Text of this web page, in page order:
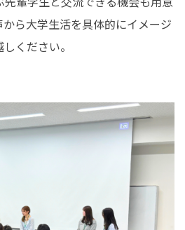
ら大学生活を具体的にイメージ
ください。